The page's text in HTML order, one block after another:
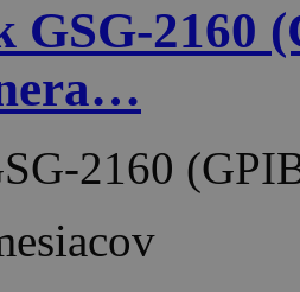
GSG-2160
2160